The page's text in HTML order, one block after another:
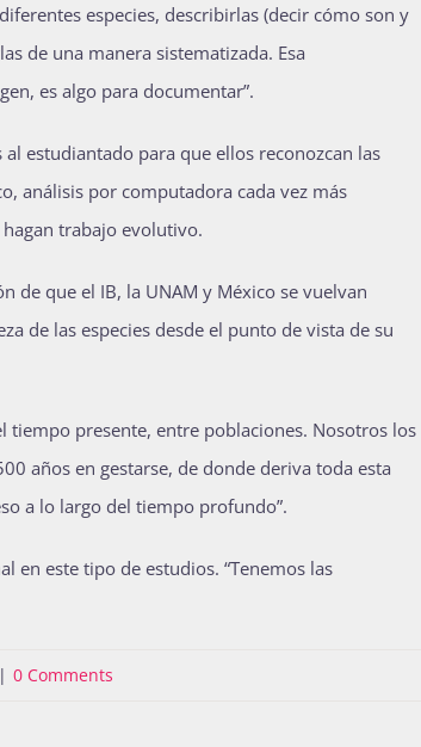
especies, describirlas (decir cómo son y
de una manera sistematizada. Esa
es algo para documentar”.
estudiantado para que ellos reconozcan las
análisis por computadora cada vez más
trabajo evolutivo.
de que el IB, la UNAM y México se vuelvan
de las especies desde el punto de vista de su
tiempo presente, entre poblaciones. Nosotros los
años en gestarse, de donde deriva toda esta
a lo largo del tiempo profundo”.
en este tipo de estudios. “Tenemos las
| 0 Comments